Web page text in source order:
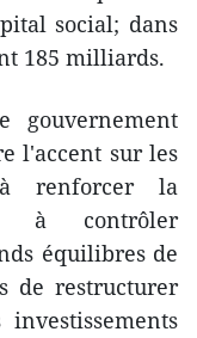
social; dans
185 milliards.
l'accent sur les
à renforcer la
à contrôler
équilibres de
de restructurer